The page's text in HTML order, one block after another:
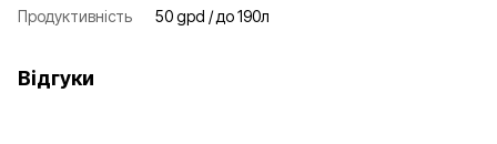
Продуктивність 50 gpd / до 190л
Відгуки